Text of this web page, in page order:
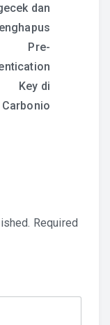
dan
Pre-
Key di
Carbonio
Required